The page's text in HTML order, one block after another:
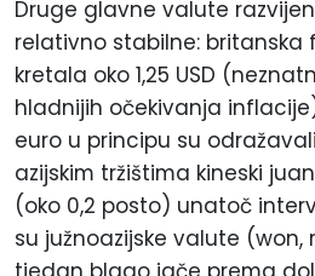
Druge glavne valute
relativno stabilne: britanska
kretala oko 1,25 USD
hladnijih očekivanja
euro u principu su
azijskim tržištima kineski
(oko 0,2 posto) unatoč
su južnoazijske valute (won,